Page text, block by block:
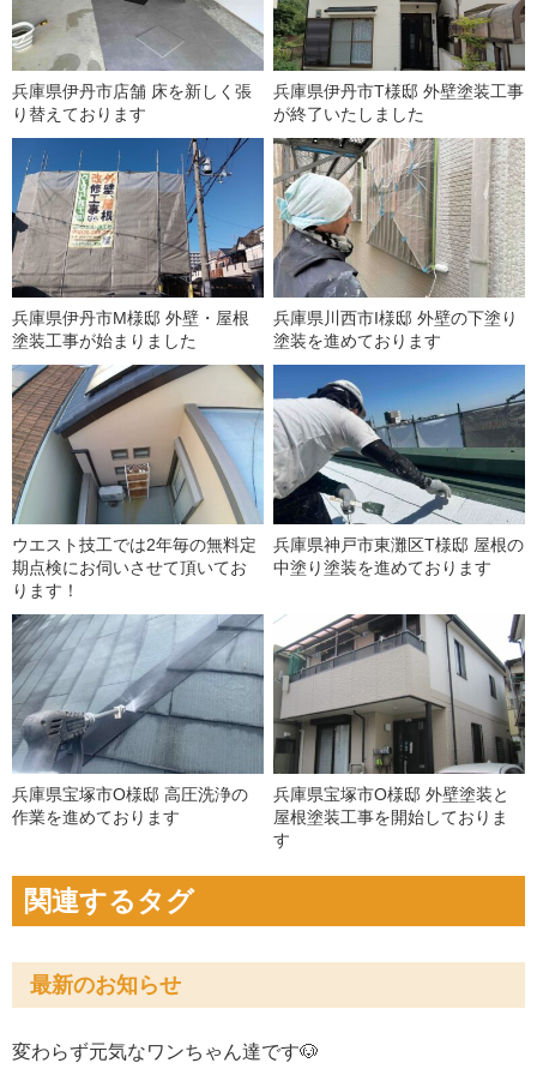
兵庫県伊丹市店舗 床を新しく張
り替えております
兵庫県伊丹市T様邸 外壁塗装工事
が終了いたしました
兵庫県伊丹市M様邸 外壁・屋根
塗装工事が始まりました
兵庫県川西市I様邸 外壁の下塗り
塗装を進めております
ウエスト技工では2年毎の無料定
期点検にお伺いさせて頂いてお
ります！
兵庫県神戸市東灘区T様邸 屋根の
中塗り塗装を進めております
兵庫県宝塚市O様邸 高圧洗浄の
作業を進めております
兵庫県宝塚市O様邸 外壁塗装と
屋根塗装工事を開始しておりま
す
関連するタグ
最新のお知らせ
変わらず元気なワンちゃん達です🐶